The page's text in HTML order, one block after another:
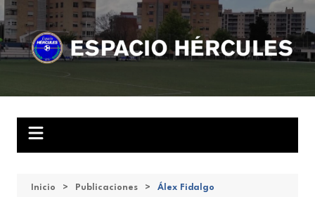
Saltar
al
contenido
Inicio Publicaciones Álex Fidalgo